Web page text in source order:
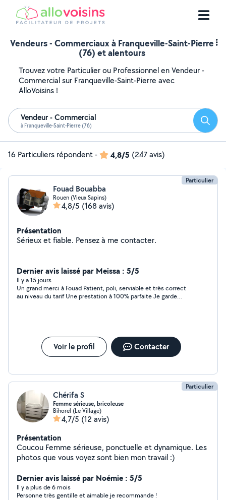
Vendeurs - Commerciaux à Franqueville-Saint-Pierre
(76) et alentours
Trouvez votre Particulier ou Professionnel en Vendeur -
Commercial sur Franqueville-Saint-Pierre avec
AlloVoisins !
Vendeur - Commercial
à Franqueville-Saint-Pierre (76)
16 Particuliers répondent- 4,8/5 (247 avis)
Particulier
Fouad Bouabba
Rouen (Vieux Sapins)
4,8/5 (168 avis)
Présentation
Sérieux et fiable. Pensez à me contacter.
Dernier avis laissé par Meissa : 5/5
Il y a 15 jours
Un grand merci à Fouad Patient, poli, serviable et très correct
au niveau du tarif Une prestation à 100% parfaite Je garde
Voir le profil Contacter
Particulier
Chérifa S
Femme sérieuse, bricoleuse
Bihorel (Le Village)
4,7/5 (12 avis)
Présentation
Coucou Femme sérieuse, ponctuelle et dynamique. Les
photos que vous voyez sont bien mon travail :)
Dernier avis laissé par Noémie : 5/5
Il y a plus de 6 mois
Personne très gentille et aimable je recommande !